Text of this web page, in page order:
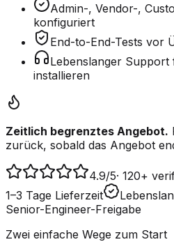
Admin-, Vendor-,
konfiguriert
End-to-End-Tests vor
Lebenslanger
installieren
Zeitlich begrenztes Angebot.
zurück, sobald das Angebot
4.9/5· 120+
1–3 Tage Lieferzeit
Senior-Engineer-Freigabe
Zwei einfache Wege zum Start